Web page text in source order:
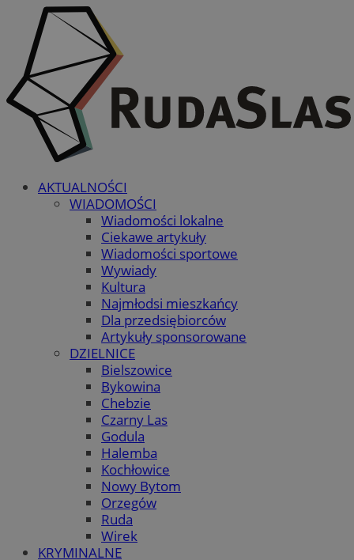
AKTUALNOŚCI
WIADOMOŚCI
Wiadomości lokalne
Ciekawe artykuły
Wiadomości sportowe
Wywiady
Kultura
Najmłodsi mieszkańcy
Dla przedsiębiorców
Artykuły sponsorowane
DZIELNICE
Bielszowice
Bykowina
Chebzie
Czarny Las
Godula
Halemba
Kochłowice
Nowy Bytom
Orzegów
Ruda
Wirek
KRYMINALNE